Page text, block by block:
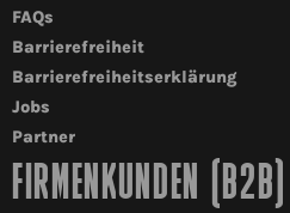
FAQs
Barrierefreiheit
Barrierefreiheitserklärung
Jobs
Partner
FIRMENKUNDEN (B2B)